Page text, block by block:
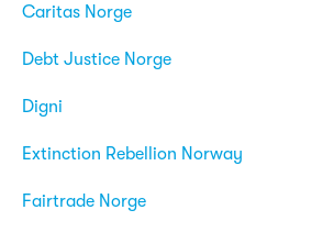
Caritas Norge
Debt Justice Norge
Digni
Extinction Rebellion Norway
Fairtrade Norge